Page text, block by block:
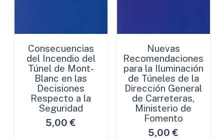
Consecuencias
del Incendio del
Túnel de Mont-
Blanc en las
Decisiones
Respecto a la
Seguridad
5,00 €
Nuevas
Recomendaciones
para la Iluminación
de Túneles de la
Dirección General
de Carreteras,
Ministerio de
Fomento
5,00 €